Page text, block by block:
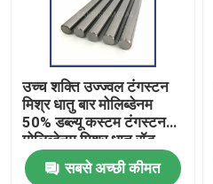
उच्च शक्ति उज्ज्वल टंगस्टन
मिश्र धातु बार मोलिब्डेनम
50% डब्ल्यू कस्टम टंगस्टन
मोलिब्डेनम मिश्र धातु रॉड
पॉलिश सतह WMo मिश्र धातु
सबसे अच्छी कीमत